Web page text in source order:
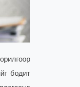
бодит